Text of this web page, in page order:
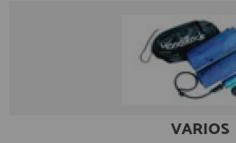
Whatsapp
info@francobordo.com
VARIOS